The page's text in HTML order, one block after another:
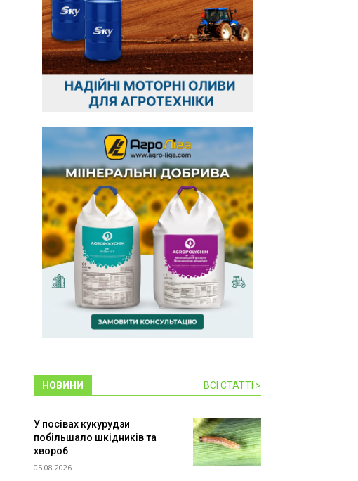
НОВИНИ ВСІ СТАТТІ >
У посівах кукурудзи
побільшало шкідників та
хвороб
05.08.2026